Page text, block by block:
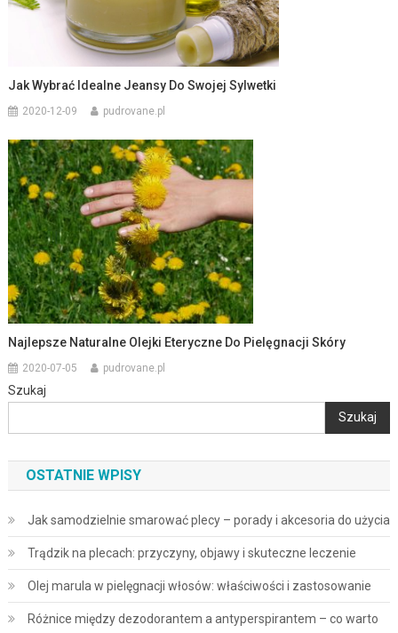
Jak Wybrać Idealne Jeansy Do Swojej Sylwetki
2020-12-09 pudrovane.pl
Najlepsze Naturalne Olejki Eteryczne Do Pielęgnacji Skóry
2020-07-05 pudrovane.pl
Szukaj
Szukaj
OSTATNIE WPISY
Jak samodzielnie smarować plecy – porady i akcesoria do użycia
Trądzik na plecach: przyczyny, objawy i skuteczne leczenie
Olej marula w pielęgnacji włosów: właściwości i zastosowanie
Różnice między dezodorantem a antyperspirantem – co warto